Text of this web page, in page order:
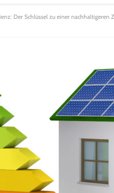
Der Schlüssel zu einer nachhaltigeren